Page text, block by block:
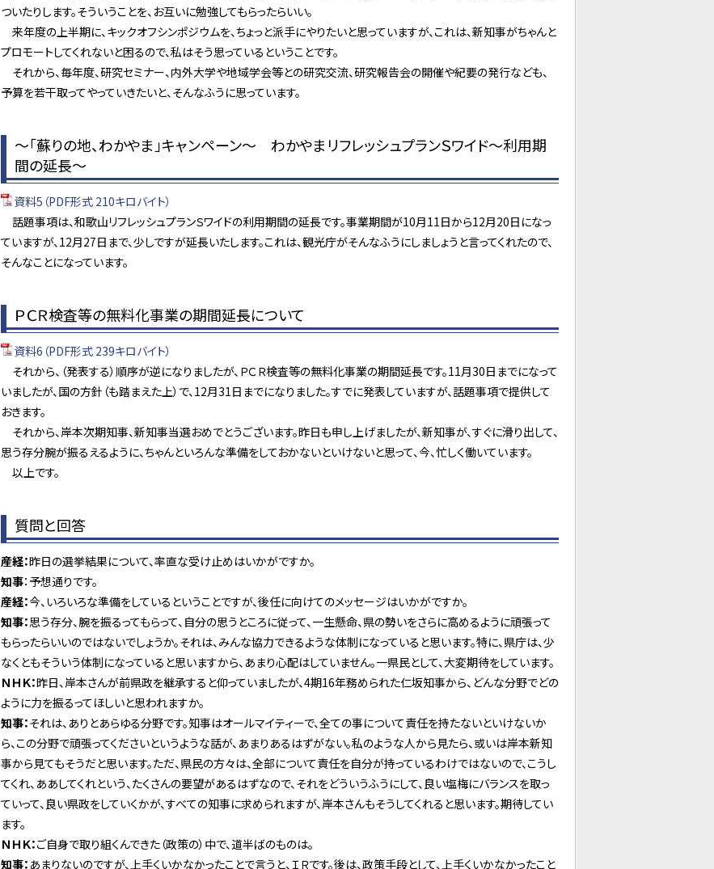
ついたりします。そういうことを、お互いに勉強してもらったらいい。
来年度の上半期に、キックオフシンポジウムを、ちょっと派手にやりたいと思っていますが、これは、新知事がちゃんと
プロモートしてくれないと困るので、私はそう思っているということです。
それから、毎年度、研究セミナー、内外大学や地域学会等との研究交流、研究報告会の開催や紀要の発行なども、
予算を若干取ってやっていきたいと、そんなふうに思っています。
～「蘇りの地、わかやま」キャンペーン～ わかやまリフレッシュプランＳワイド～利用期
間の延長～
資料5（PDF形式 210キロバイト）
話題事項は、和歌山リフレッシュプランＳワイドの利用期間の延長です。事業期間が10月11日から12月20日になっ
ていますが、12月27日まで、少しですが延長いたします。これは、観光庁がそんなふうにしましょうと言ってくれたので、
そんなことになっています。
ＰＣＲ検査等の無料化事業の期間延長について
資料6（PDF形式 239キロバイト）
それから、（発表する）順序が逆になりましたが、ＰＣＲ検査等の無料化事業の期間延長です。11月30日までになって
いましたが、国の方針（も踏まえた上）で、12月31日までになりました。すでに発表していますが、話題事項で提供して
おきます。
それから、岸本次期知事、新知事当選おめでとうございます。昨日も申し上げましたが、新知事が、すぐに滑り出して、
思う存分腕が振るえるように、ちゃんといろんな準備をしておかないといけないと思って、今、忙しく働いています。
以上です。
質問と回答
産経：昨日の選挙結果について、率直な受け止めはいかがですか。
知事：予想通りです。
産経：今、いろいろな準備をしているということですが、後任に向けてのメッセージはいかがですか。
知事：思う存分、腕を振るってもらって、自分の思うところに従って、一生懸命、県の勢いをさらに高めるように頑張って
もらったらいいのではないでしょうか。それは、みんな協力できるような体制になっていると思います。特に、県庁は、少
なくともそういう体制になっていると思いますから、あまり心配はしていません。一県民として、大変期待をしています。
ＮＨＫ：昨日、岸本さんが前県政を継承すると仰っていましたが、4期16年務められた仁坂知事から、どんな分野でどの
ように力を振るってほしいと思われますか。
知事：それは、ありとあらゆる分野です。知事はオールマイティーで、全ての事について責任を持たないといけないか
ら、この分野で頑張ってくださいというような話が、あまりあるはずがない。私のような人から見たら、或いは岸本新知
事から見てもそうだと思います。ただ、県民の方々は、全部について責任を自分が持っているわけではないので、こうし
てくれ、ああしてくれという、たくさんの要望があるはずなので、それをどういうふうにして、良い塩梅にバランスを取っ
ていって、良い県政をしていくかが、すべての知事に求められますが、岸本さんもそうしてくれると思います。期待してい
ます。
ＮＨＫ：ご自身で取り組くんできた（政策の）中で、道半ばのものは。
知事： あまりないのですが、上手くいかなかったことで言うと、ＩＲです。後は、政策手段として、上手くいかなかったこと